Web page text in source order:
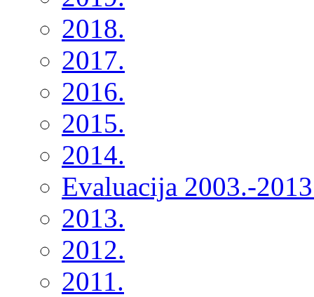
2018.
2017.
2016.
2015.
2014.
Evaluacija 2003.-
2013.
2012.
2011.